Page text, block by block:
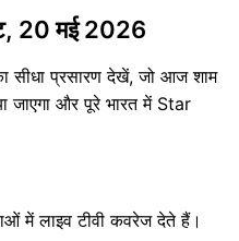
20 मई 2026
सीधा प्रसारण देखें, जो आज शाम
और पूरे भारत में Star
में लाइव टीवी कवरेज देते हैं।